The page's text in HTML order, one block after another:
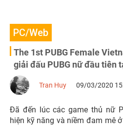
PC/Web
The 1st PUBG Female
giải đấu PUBG nữ đầu tiên
Tran Huy 09/03/2020
Đã đến lúc các game thủ nữ
hiện kỹ năng và niềm đam mê